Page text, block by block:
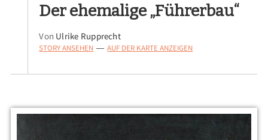
Der ehemalige „Führerbau“
Von Ulrike Rupprecht
STORY ANSEHEN — AUF DER KARTE ANZEIGEN